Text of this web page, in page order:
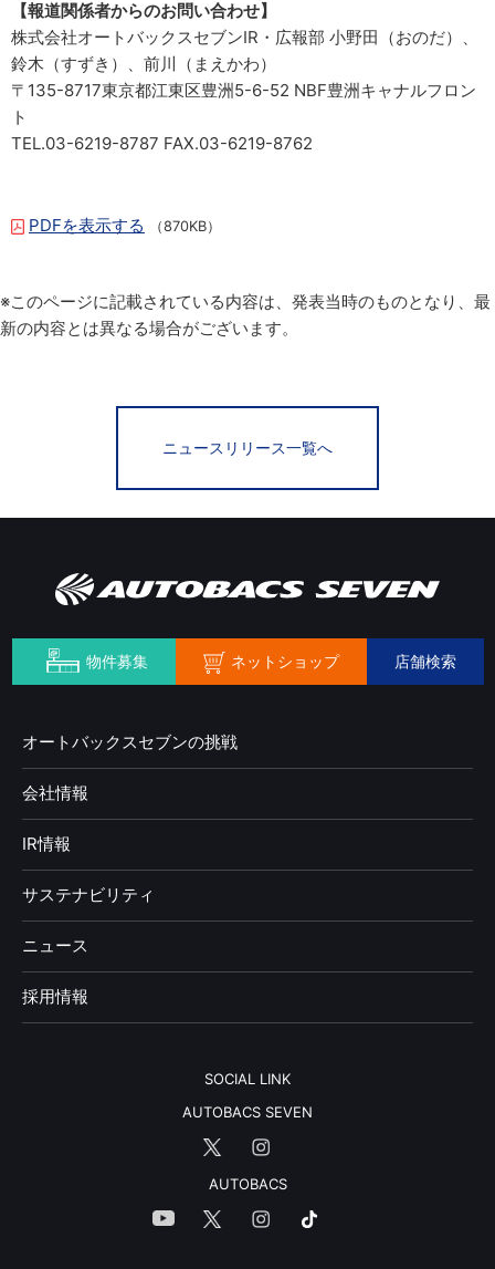
【報道関係者からのお問い合わせ】
株式会社オートバックスセブンIR・広報部 小野田（おのだ）、
鈴木（すずき）、前川（まえかわ）
〒135-8717東京都江東区豊洲5-6-52 NBF豊洲キャナルフロン
ト
TEL.03-6219-8787 FAX.03-6219-8762
PDFを表示する （870KB）
※このページに記載されている内容は、発表当時のものとなり、最
新の内容とは異なる場合がございます。
ニュースリリース一覧へ
物件募集 ネットショップ 店舗検索
オートバックスセブンの挑戦
会社情報
IR情報
サステナビリティ
ニュース
採用情報
SOCIAL LINK
AUTOBACS SEVEN
AUTOBACS